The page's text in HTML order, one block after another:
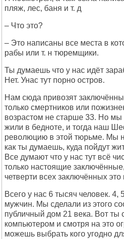
пляж, лес, баня и т. д
– Что это?
– Это написаны все места в
рабы или т. н тюремщики.
Ты думаешь что у нас идёт
Нет. Унас тут порно остров.
Нам сюда привозят
только смертников или
возрастом не старше 33. Но
жили в бедноте, и тогда наш
революцию в этой тюрьме. Мы
как ты думаешь, куда пойдут
Все думают что у нас тут всё
только настоящие
четверти всех заключённых
Всего у нас 6 тысяч человек.
мужчин. Мы сделали из этого
публичный дом 21 века. Вот ты
компьютером и смотря на это
можешь выбрать кого угодно